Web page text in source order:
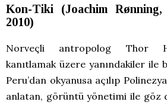
Kon-Tiki (Joachim Rønning,
2010)
Norveçli antropolog Thor
kanıtlamak üzere yanındakiler
Peru’dan okyanusa açılıp
anlatan, görüntü yönetimi ile göz